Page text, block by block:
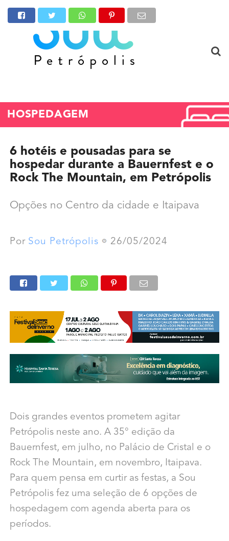
HOSPEDAGEM
6 hotéis e pousadas para se
hospedar durante a Bauernfest e o
Rock The Mountain, em Petrópolis
Opções no Centro da cidade e Itaipava
Por Sou Petrópolis 26/05/2024
Dois grandes eventos prometem agitar
Petrópolis neste ano. A 35° edição da
Bauernfest, em julho, no Palácio de Cristal e o
Rock The Mountain, em novembro, Itaipava.
Para quem pensa em curtir as festas, a Sou
Petrópolis fez uma seleção de 6 opções de
hospedagem com agenda aberta para os
períodos.